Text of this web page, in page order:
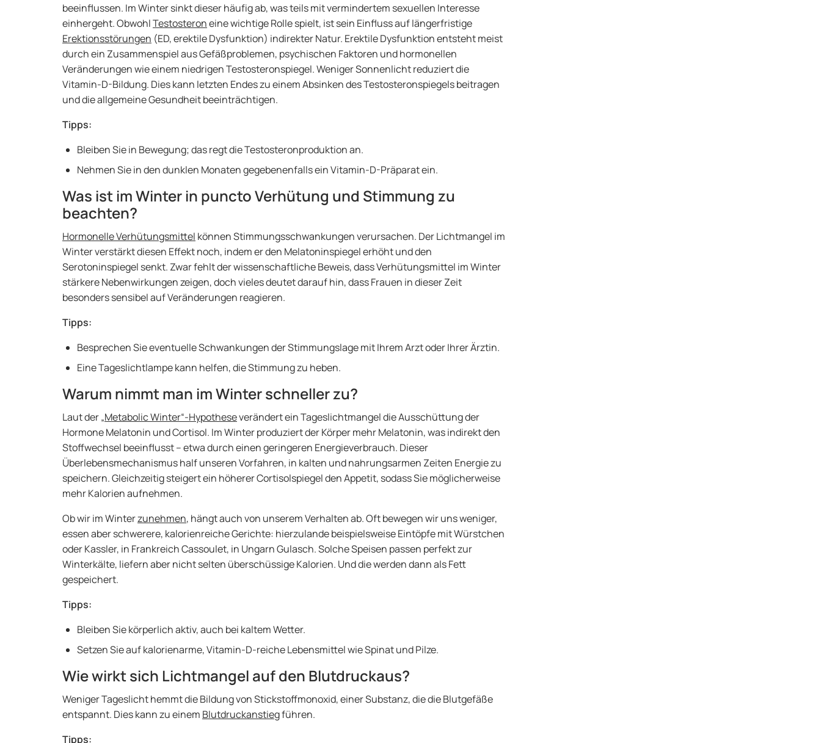
beeinflussen. Im Winter sinkt dieser häufig ab, was teils mit vermindertem sexuellen Interesse
einhergeht. ObwohlTestosteroneine wichtige Rolle spielt, ist sein Einfluss auf längerfristige
Erektionsstörungen (ED, erektile Dysfunktion) indirekter Natur. Erektile Dysfunktion entsteht meist
durch ein Zusammenspiel aus Gefäßproblemen, psychischen Faktoren und hormonellen
Veränderungen wie einem niedrigen Testosteronspiegel. Weniger Sonnenlicht reduziert die
Vitamin-D-Bildung. Dies kann letzten Endes zu einem Absinken des Testosteronspiegels beitragen
und die allgemeine Gesundheit beeinträchtigen.
Tipps:
Bleiben Sie in Bewegung; das regt die Testosteronproduktion an.
Nehmen Sie in den dunklen Monaten gegebenenfalls ein Vitamin-D-Präparat ein.
Was ist im Winter in puncto Verhütung und Stimmung zu
beachten?
Hormonelle Verhütungsmittel können Stimmungsschwankungen verursachen. Der Lichtmangel im
Winter verstärkt diesen Effekt noch, indem er den Melatoninspiegel erhöht und den
Serotoninspiegel senkt. Zwar fehlt der wissenschaftliche Beweis, dass Verhütungsmittel im Winter
stärkere Nebenwirkungen zeigen, doch vieles deutet darauf hin, dass Frauen in dieser Zeit
besonders sensibel auf Veränderungen reagieren.
Tipps:
Besprechen Sie eventuelle Schwankungen der Stimmungslage mit Ihrem Arzt oder Ihrer Ärztin.
Eine Tageslichtlampe kann helfen, die Stimmung zu heben.
Warum nimmt man im Winter schneller zu?
Laut der„Metabolic Winter“-Hypotheseverändert ein Tageslichtmangel die Ausschüttung der
Hormone Melatonin und Cortisol. Im Winter produziert der Körper mehr Melatonin, was indirekt den
Stoffwechsel beeinflusst – etwa durch einen geringeren Energieverbrauch. Dieser
Überlebensmechanismus half unseren Vorfahren, in kalten und nahrungsarmen Zeiten Energie zu
speichern. Gleichzeitig steigert ein höherer Cortisolspiegel den Appetit, sodass Sie möglicherweise
mehr Kalorien aufnehmen.
Ob wir im Winterzunehmen, hängt auch von unserem Verhalten ab. Oft bewegen wir uns weniger,
essen aber schwerere, kalorienreiche Gerichte: hierzulande beispielsweise Eintöpfe mit Würstchen
oder Kassler, in Frankreich Cassoulet, in Ungarn Gulasch. Solche Speisen passen perfekt zur
Winterkälte, liefern aber nicht selten überschüssige Kalorien. Und die werden dann als Fett
gespeichert.
Tipps:
Bleiben Sie körperlich aktiv, auch bei kaltem Wetter.
Setzen Sie auf kalorienarme, Vitamin-D-reiche Lebensmittel wie Spinat und Pilze.
Wie wirkt sich Lichtmangel auf den Blutdruckaus?
Weniger Tageslicht hemmt die Bildung von Stickstoffmonoxid, einer Substanz, die die Blutgefäße
entspannt. Dies kann zu einem Blutdruckanstiegführen.
Tipps: